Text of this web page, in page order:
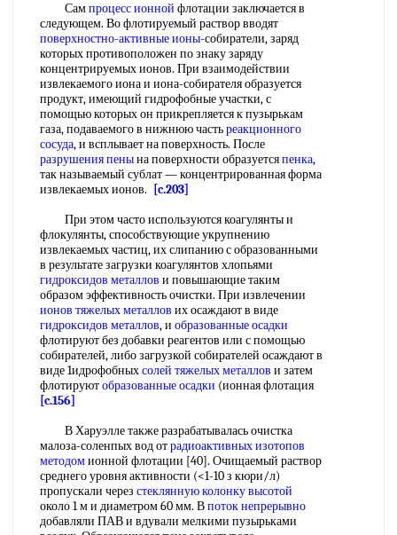
Сампроцесс ионной флотации заключается в
следующем. Во флотируемый раствор вводят
поверхностно-активные ионы-собиратели, заряд
которых противоположен по знаку заряду
концентрируемых ионов. При взаимодействии
извлекаемого иона и иона-собирателя образуется
продукт, имеющий гидрофобные участки, с
помощью которых он прикрепляется к пузырькам
газа, подаваемого в нижнюю частьреакционного
сосуда, и всплывает на поверхность. После
разрушения пенына поверхности образуетсяпенка,
так называемый сублат — концентрированная форма
извлекаемых ионов.
[c.203]
При этом часто используются коагулянты и
флокулянты, способствующие укрупнению
извлекаемых частиц, их слипанию с образованными
в результате загрузки коагулянтов хлопьями
гидроксидов металлов и повышающие таким
образом эффективность очистки. При извлечении
ионов тяжелых металлов их осаждают в виде
гидроксидов металлов, и образованные осадки
флотируют без добавки реагентов или с помощью
собирателей, либо загрузкой собирателей осаждают в
виде 1идрофобныхсолей тяжелых металлов и затем
флотируютобразованные осадки (ионная флотация
[c.156]
В Харуэлле также разрабатывалась очистка
малоза-соленпых вод отрадиоактивных изотопов
методомионной флотации [40]. Очищаемый раствор
среднего уровня активности (<1-10 з кюри/л)
пропускали через стеклянную колонкувысотой
около 1 м и диаметром 60 мм. Впоток непрерывно
добавляли ПАВ и вдували мелкими пузырьками